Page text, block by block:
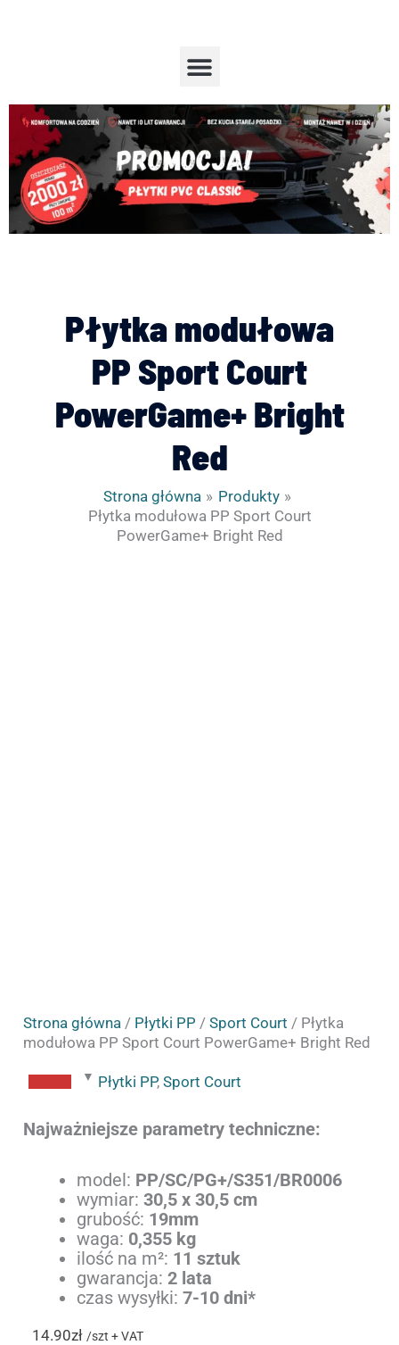
Menu
Płytka modułowa
PP Sport Court
PowerGame+ Bright
Red
Strona główna
Produkty
Płytka modułowa PP Sport Court
PowerGame+ Bright Red
Strona główna / Płytki PP /Sport Court / Płytka
modułowa PP Sport Court PowerGame+ Bright Red
Płytki PP,Sport Court
Najważniejsze parametry techniczne:
model: PP/SC/PG+/S351/BR0006
wymiar:30,5 x 30,5 cm
grubość: 19mm
waga: 0,355 kg
ilość na m²: 11 sztuk
gwarancja:2 lata
czas wysyłki:7-10 dni*
14.90zł /szt + VAT